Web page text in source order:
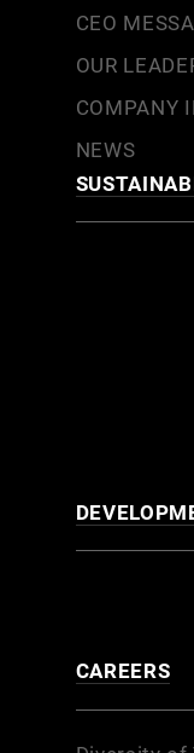
CEO
OUR
COMPANY
NEWS
CAREERS